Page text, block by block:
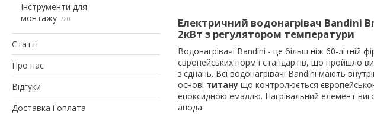
Інструменти для
монтажу
20
Статті
Про нас
Відгуки
Доставка і оплата
Електричний водонагрівач Bandini
2кВт з регулятором температури
Водонагрівачі Bandini - це більш ніж 60-літній
європейських норм і стандартів, що пройшло
з'єднань. Всі водонагрівачі Bandini мають
основі титану що контролюється
епоксидною емаллю. Нагрівальний елемент
анода.